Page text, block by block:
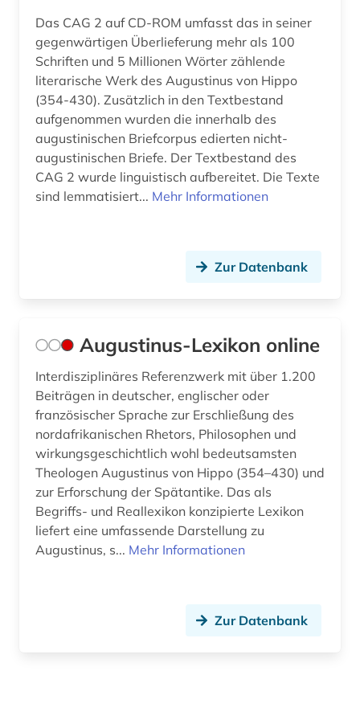
Pädagogik (0)
Patentdatenbanken (0)
Philosophie (2)
Physik (0)
Politologie (0)
Psychologie (0)
Sport (0)
Technik (0)
Theologie und Religionswissenschaften (2)
Werkstoffwissenschaften und
Fertigungstechnik (0)
Wirtschaftswissenschaften (0)
Museumswesen (0)
Das CAG 2 auf CD-ROM umfasst das in seiner
gegenwärtigen Überlieferung mehr als 100
Schriften und 5 Millionen Wörter zählende
literarische Werk des Augustinus von Hippo
(354-430). Zusätzlich in den Textbestand
aufgenommen wurden die innerhalb des
augustinischen Briefcorpus edierten nicht-
augustinischen Briefe. Der Textbestand des
CAG 2 wurde linguistisch aufbereitet. Die Texte
sind lemmatisiert... Mehr Informationen
Zur Datenbank
Augustinus-Lexikon online
Interdisziplinäres Referenzwerk mit über 1.200
Beiträgen in deutscher, englischer oder
französischer Sprache zur Erschließung des
nordafrikanischen Rhetors, Philosophen und
wirkungsgeschichtlich wohl bedeutsamsten
Theologen Augustinus von Hippo (354–430) und
zur Erforschung der Spätantike. Das als
Begriffs- und Reallexikon konzipierte Lexikon
liefert eine umfassende Darstellung zu
Augustinus, s... Mehr Informationen
Zur Datenbank